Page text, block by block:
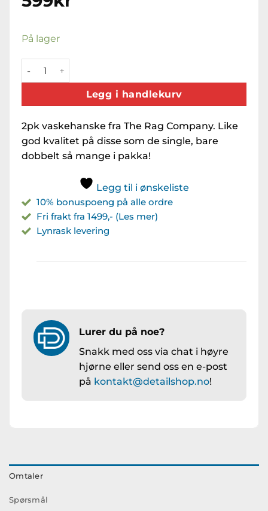
På lager
The Rag Company Cyclone Combo Svart/Blå antall
Legg i handlekurv
2pk vaskehanske fra The Rag Company. Like
god kvalitet på disse som de single, bare
dobbelt så mange i pakka!
Legg til i ønskeliste
10% bonuspoeng på alle ordre
Fri frakt fra 1499,- (Les mer)
Lynrask levering
Lurer du på noe?
Snakk med oss via chat i høyre
hjørne eller send oss en e-post
på kontakt@detailshop.no!
Omtaler
Spørsmål